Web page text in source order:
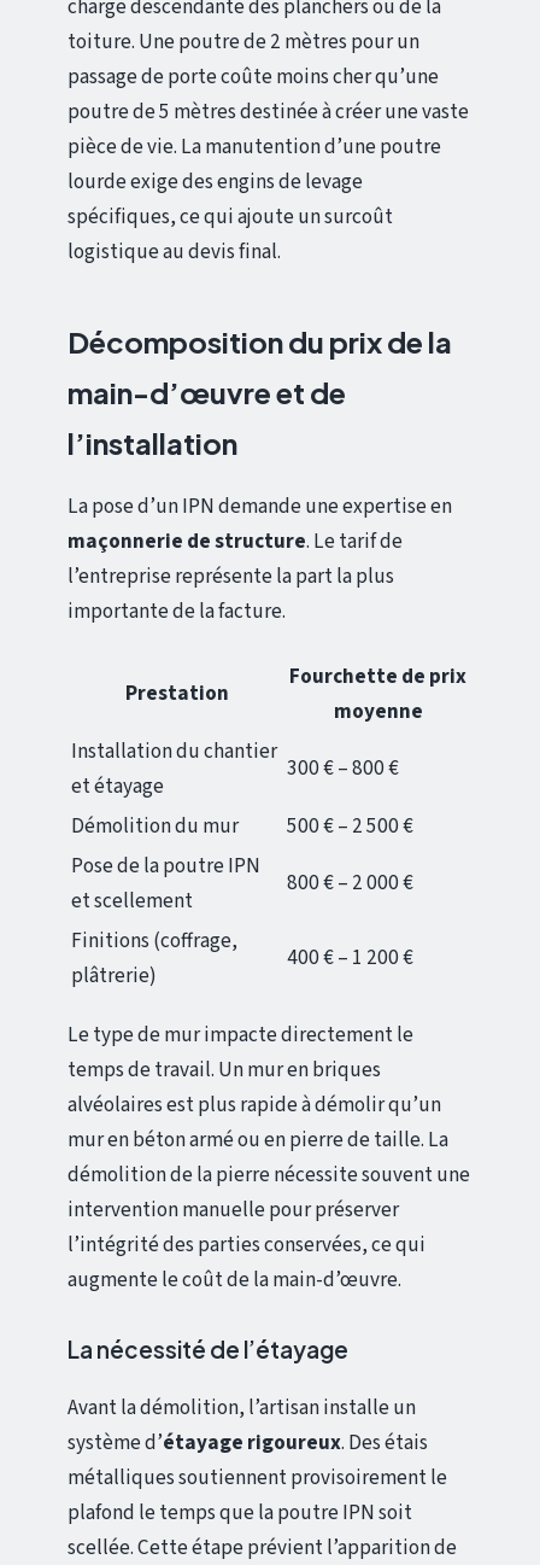
charge descendante des planchers ou de la
toiture. Une poutre de 2 mètres pour un
passage de porte coûte moins cher qu’une
poutre de 5 mètres destinée à créer une vaste
pièce de vie. La manutention d’une poutre
lourde exige des engins de levage
spécifiques, ce qui ajoute un surcoût
logistique au devis final.
Décomposition du prix de la
main-d’œuvre et de
l’installation
La pose d’un IPN demande une expertise en
maçonnerie de structure. Le tarif de
l’entreprise représente la part la plus
importante de la facture.
Prestation
Fourchette de prix
moyenne
Installation du chantier
et étayage
300 € – 800 €
Démolition du mur
500 € – 2 500 €
Pose de la poutre IPN
et scellement
800 € – 2 000 €
Finitions (coffrage,
plâtrerie)
400 € – 1 200 €
Le type de mur impacte directement le
temps de travail. Un mur en briques
alvéolaires est plus rapide à démolir qu’un
mur en béton armé ou en pierre de taille. La
démolition de la pierre nécessite souvent une
intervention manuelle pour préserver
l’intégrité des parties conservées, ce qui
augmente le coût de la main-d’œuvre.
La nécessité de l’étayage
Avant la démolition, l’artisan installe un
système d’étayage rigoureux. Des étais
métalliques soutiennent provisoirement le
plafond le temps que la poutre IPN soit
scellée. Cette étape prévient l’apparition de